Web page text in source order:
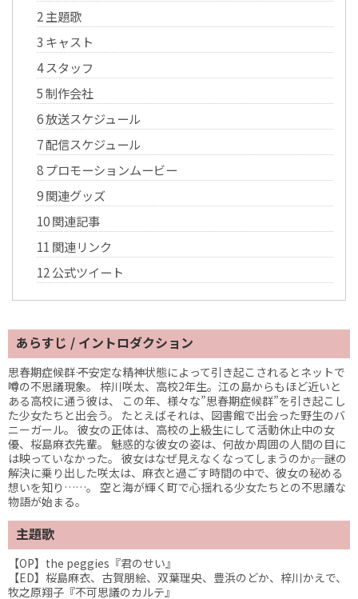
2主題歌
3 キャスト
4スタッフ
5制作会社
6放送スケジュール
7配信スケジュール
8プロモーションムービー
9関連グッズ
10関連記事
11 関連リンク
12公式ツイート
あらすじ / イントロダクション
思春期症候群―― 不安定な精神状態によって引き起こされるとネットで
噂の不思議現象。 梓川咲太、高校2年生。江の島からもほど近いと
ある高校に通う彼は、 この年、様々な”思春期症候群”を引き起こし
た少女たちと出会う。 たとえばそれは、図書館で出会った野生のバ
ニーガール。 彼女の正体は、高校の上級生にして活動休止中の女
優、桜島麻衣先輩。 魅惑的な彼女の姿は、何故か周囲の人間の目に
は映っていなかった。 彼女はなぜ見えなくなってしまうのか――。 謎の
解決に乗り出した咲太は、麻衣と過ごす時間の中で、彼女の秘める
想いを知り……。 空と海が輝く町で心揺れる少女たちとの不思議な
物語が始まる。
主題歌
【OP】the peggies『君のせい』
【ED】桜島麻衣、古賀朋絵、双葉理央、豊浜のどか、梓川かえで、
牧之原翔子『不可思議のカルテ』